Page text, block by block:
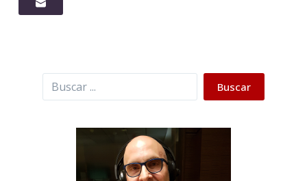
Buscar Buscar